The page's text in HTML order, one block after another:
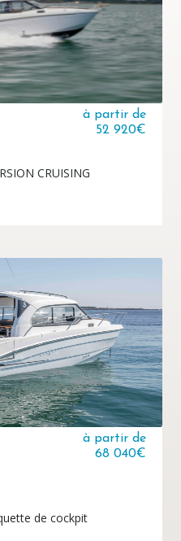
à partir de
52 920€
CRUISING
à partir de
68 040€
de cockpit